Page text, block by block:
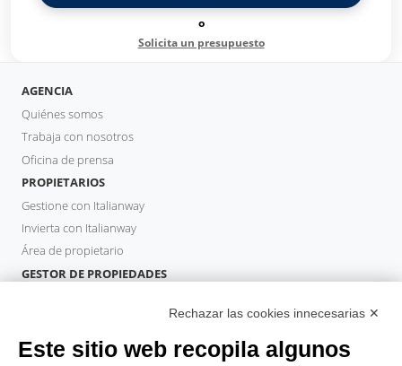
o
Solicita un presupuesto
AGENCIA
Quiénes somos
Trabaja con nosotros
Oficina de prensa
PROPIETARIOS
Gestione con Italianway
Invierta con Italianway
Área de propietario
GESTOR DE PROPIEDADES
HUÉSPEDES
Rechazar las cookies innecesarias ✕
Este sitio web recopila algunos